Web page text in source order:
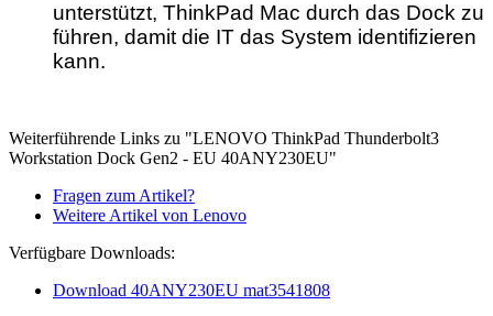
unterstützt, ThinkPad Mac durch das Dock zu
führen, damit die IT das System identifizieren
kann.
Weiterführende Links zu "LENOVO ThinkPad Thunderbolt3
Workstation Dock Gen2 - EU 40ANY230EU"
Fragen zum Artikel?
Weitere Artikel von Lenovo
Verfügbare Downloads:
Download 40ANY230EU mat3541808